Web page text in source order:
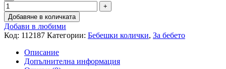
Добавяне в количката
Добави в любими
Код: 112187 Категории: Бебешки колички, За бебето
Описание
Допълнителна информация